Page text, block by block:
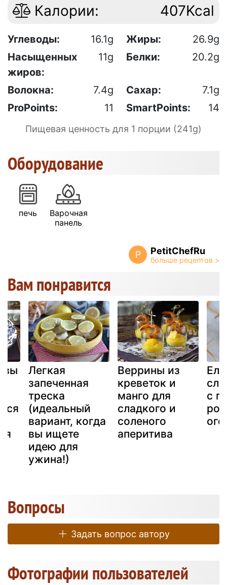
Калории: 407Kcal
Углеводы: 16.1g Жиры:
26.9g
Насыщенных
жиров:
11g Белки: 20.2g
Волокна: 7.4g Сахар:
7.1g
ProPoints:
11 SmartPoints: 14
Пищевая ценность для 1 порции (241g)
Оборудование
печь
Варочная
панель
P PetitChefRu
Вам понравится
Легкая
запеченная
треска
(идеальный
вариант, когда
вы ищете
идею для
ужина!)
Веррины из
креветок и
манго для
сладкого и
соленого
аперитива
с
Вопросы
Задать вопрос автору
Фотографии пользователей